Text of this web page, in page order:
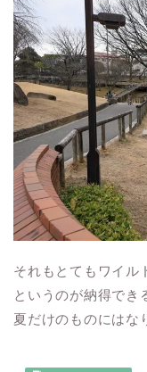
それもとてもワイル
というのが納得でき
夏だけのものにはな